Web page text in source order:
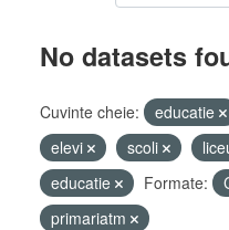
No datasets
Cuvinte cheie: educatie
elevi
scoli
educatie
Formate:
primariatm